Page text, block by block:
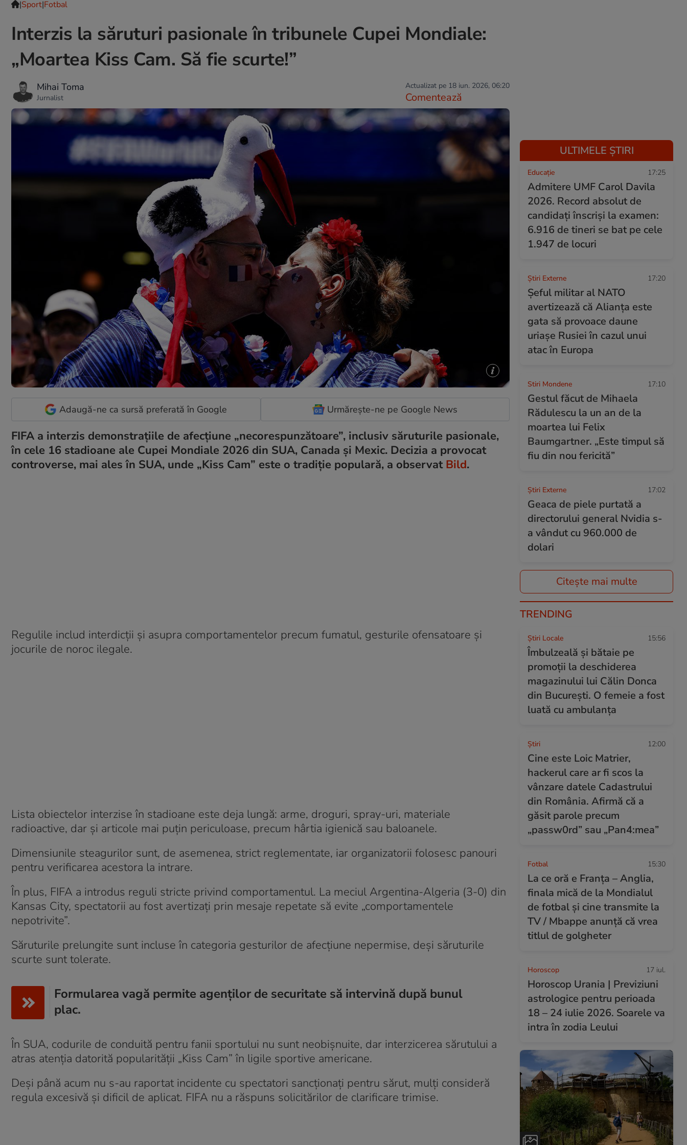
|Sport|Fotbal
Interzis la săruturi pasionale în tribunele Cupei Mondiale:
„Moartea Kiss Cam. Să fie scurte!”
Mihai Toma
Jurnalist
Actualizat pe 18 iun. 2026, 06:20
Comentează
Adaugă-ne ca sursă preferată în Google Urmărește-ne pe Google News
FIFA a interzis demonstrațiile de afecțiune „necorespunzătoare”, inclusiv săruturile pasionale,
în cele 16 stadioane ale Cupei Mondiale 2026 din SUA, Canada și Mexic. Decizia a provocat
controverse, mai ales în SUA, unde „Kiss Cam” este o tradiție populară, a observat Bild.
Regulile includ interdicții și asupra comportamentelor precum fumatul, gesturile ofensatoare și
jocurile de noroc ilegale.
Lista obiectelor interzise în stadioane este deja lungă: arme, droguri, spray-uri, materiale
radioactive, dar și articole mai puțin periculoase, precum hârtia igienică sau baloanele.
Dimensiunile steagurilor sunt, de asemenea, strict reglementate, iar organizatorii folosesc panouri
pentru verificarea acestora la intrare.
În plus, FIFA a introdus reguli stricte privind comportamentul. La meciul Argentina-Algeria (3-0) din
Kansas City, spectatorii au fost avertizați prin mesaje repetate să evite „comportamentele
nepotrivite”.
Săruturile prelungite sunt incluse în categoria gesturilor de afecțiune nepermise, deși săruturile
scurte sunt tolerate.
Formularea vagă permite agenților de securitate să intervină după bunul
plac.
În SUA, codurile de conduită pentru fanii sportului nu sunt neobișnuite, dar interzicerea sărutului a
atras atenția datorită popularității „Kiss Cam” în ligile sportive americane.
Deși până acum nu s-au raportat incidente cu spectatori sancționați pentru sărut, mulți consideră
regula excesivă și dificil de aplicat. FIFA nu a răspuns solicitărilor de clarificare trimise.
ULTIMELE ȘTIRI
Educație 17:25
Admitere UMF Carol Davila
2026. Record absolut de
candidați înscriși la examen:
6.916 de tineri se bat pe cele
1.947 de locuri
Știri Externe 17:20
Șeful militar al NATO
avertizează că Alianța este
gata să provoace daune
uriașe Rusiei în cazul unui
atac în Europa
Stiri Mondene 17:10
Gestul făcut de Mihaela
Rădulescu la un an de la
moartea lui Felix
Baumgartner. „Este timpul să
fiu din nou fericită”
Știri Externe 17:02
Geaca de piele purtată a
directorului general Nvidia s-
a vândut cu 960.000 de
dolari
Citește mai multe
TRENDING
Știri Locale 15:56
Îmbulzeală și bătaie pe
promoții la deschiderea
magazinului lui Călin Donca
din București. O femeie a fost
luată cu ambulanța
Ştiri 12:00
Cine este Loic Matrier,
hackerul care ar fi scos la
vânzare datele Cadastrului
din România. Afirmă că a
găsit parole precum
„passw0rd” sau „Pan4:mea”
Fotbal 15:30
La ce oră e Franța – Anglia,
finala mică de la Mondialul
de fotbal și cine transmite la
TV / Mbappe anunță că vrea
titlul de golgheter
Horoscop 17 iul.
Horoscop Urania | Previziuni
astrologice pentru perioada
18 – 24 iulie 2026. Soarele va
intra în zodia Leului